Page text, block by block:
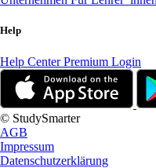
Help
Help CenterPremium Login
© StudySmarter
AGB
Impressum
Datenschutzerklärung